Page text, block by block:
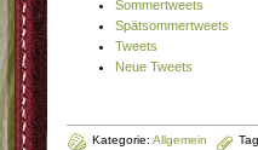
Sommertweets
Spätsommertweets
Tweets
Neue Tweets
Kategorie: Allgemein